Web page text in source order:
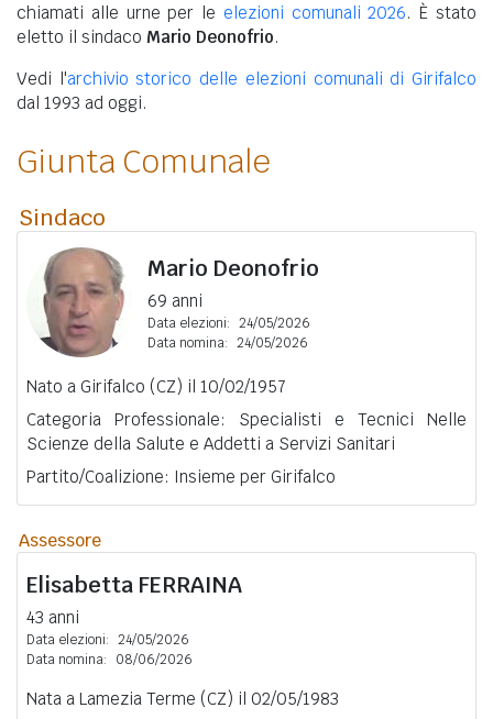
chiamati alle urne per le elezioni comunali 2026. È stato
eletto il sindaco Mario Deonofrio.
Vedi l'archivio storico delle elezioni comunali di Girifalco
dal 1993 ad oggi.
Giunta Comunale
Sindaco
Mario Deonofrio
69 anni
Data elezioni: 24/05/2026
Data nomina: 24/05/2026
Nato a Girifalco (CZ) il 10/02/1957
Categoria Professionale: Specialisti e Tecnici Nelle
Scienze della Salute e Addetti a Servizi Sanitari
Partito/Coalizione: Insieme per Girifalco
Assessore
Elisabetta FERRAINA
43 anni
Data elezioni: 24/05/2026
Data nomina:
08/06/2026
Nata a Lamezia Terme (CZ) il 02/05/1983